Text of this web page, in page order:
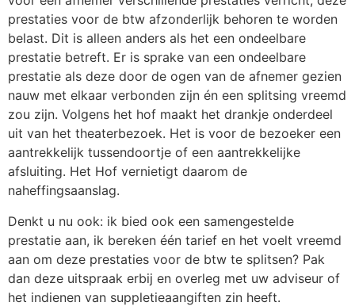
prestaties voor de btw afzonderlijk behoren te worden
belast. Dit is alleen anders als het een ondeelbare
prestatie betreft. Er is sprake van een ondeelbare
prestatie als deze door de ogen van de afnemer gezien
nauw met elkaar verbonden zijn én een splitsing vreemd
zou zijn. Volgens het hof maakt het drankje onderdeel
uit van het theaterbezoek. Het is voor de bezoeker een
aantrekkelijk tussendoortje of een aantrekkelijke
afsluiting. Het Hof vernietigt daarom de
naheffingsaanslag.
Denkt u nu ook: ik bied ook een samengestelde
prestatie aan, ik bereken één tarief en het voelt vreemd
aan om deze prestaties voor de btw te splitsen? Pak
dan deze uitspraak erbij en overleg met uw adviseur of
het indienen van suppletieaangiften zin heeft.